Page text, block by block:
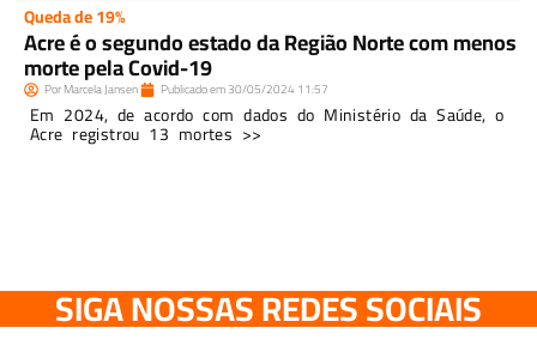
Queda de 19%
Acre é o segundo estado da Região Norte com menos
morte pela Covid-19
PorMarcela Jansen Publicado em30/05/2024 11:57
Em 2024, de acordo com dados do Ministério da Saúde, o
Acre registrou 13 mortes >>
SIGA NOSSAS REDES SOCIAIS